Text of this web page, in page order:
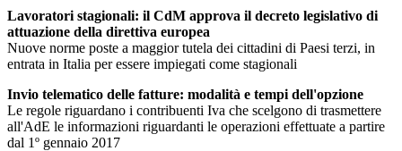
Lavoratori stagionali: il CdM approva il decreto legislativo di
attuazione della direttiva europea
Nuove norme poste a maggior tutela dei cittadini di Paesi terzi, in
entrata in Italia per essere impiegati come stagionali
Invio telematico delle fatture: modalità e tempi dell'opzione
Le regole riguardano i contribuenti Iva che scelgono di trasmettere
all'AdE le informazioni riguardanti le operazioni effettuate a partire
dal 1º gennaio 2017